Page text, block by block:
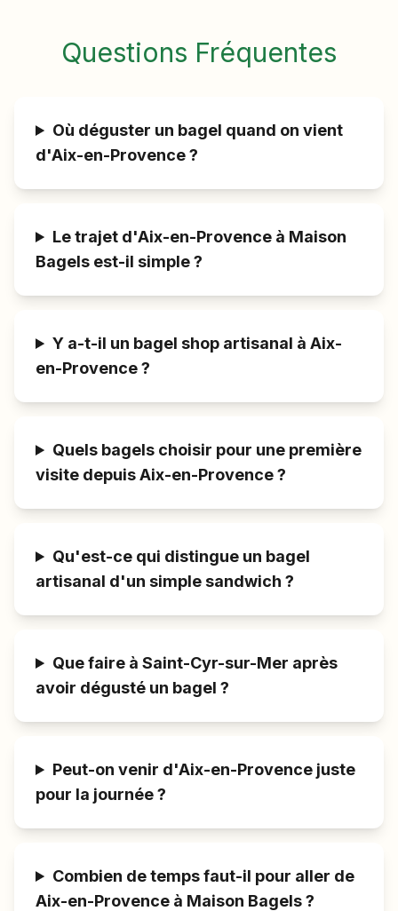
Questions Fréquentes
Où déguster un bagel quand on vient
d'Aix-en-Provence ?
Le trajet d'Aix-en-Provence à Maison
Bagels est-il simple ?
Y a-t-il un bagel shop artisanal à Aix-
en-Provence ?
Quels bagels choisir pour une première
visite depuis Aix-en-Provence ?
Qu'est-ce qui distingue un bagel
artisanal d'un simple sandwich ?
Que faire à Saint-Cyr-sur-Mer après
avoir dégusté un bagel ?
Peut-on venir d'Aix-en-Provence juste
pour la journée ?
Combien de temps faut-il pour aller de
Aix-en-Provence à Maison Bagels ?